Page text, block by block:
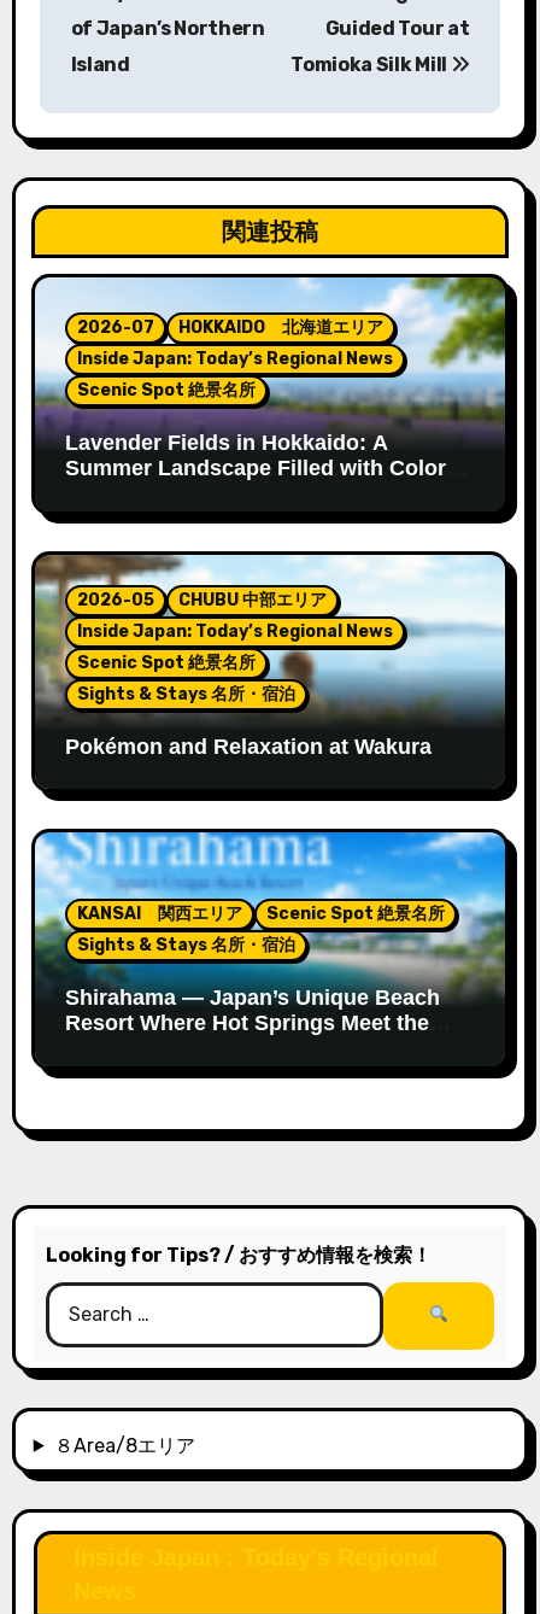
ナ
ビ
ゲ
ー
シ
ョ
ン
of Japan’s Northern
Island
Guided Tour at
Tomioka Silk Mill
関連投稿
2026-07
HOKKAIDO 北海道エリア
Inside Japan: Today’s Regional News
Scenic Spot 絶景名所
Lavender Fields in Hokkaido: A
Summer Landscape Filled with Color
2026-05
CHUBU 中部エリア
Inside Japan: Today’s Regional News
Scenic Spot 絶景名所
Sights & Stays 名所・宿泊
Pokémon and Relaxation at Wakura
KANSAI 関西エリア
Scenic Spot 絶景名所
Sights & Stays 名所・宿泊
Shirahama — Japan’s Unique Beach
Resort Where Hot Springs Meet the
Looking for Tips? / おすすめ情報を検索！
８Area/8エリア